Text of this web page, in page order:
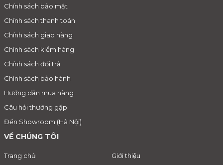
Chính sách bảo mật
Chính sách thanh toán
Chính sách giao hàng
Chính sách kiểm hàng
Chính sách đổi trả
Chính sách bảo hành
Hướng dẫn mua hàng
Câu hỏi thường gặp
Đến Showroom (Hà Nội)
VỀ CHÚNG TÔI
Trang chủ
Giới thiệu